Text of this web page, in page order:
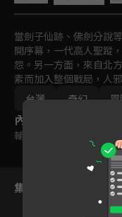
當劍子仙跡、佛劍分說
開序幕，一代高人聖蹤
怨。另一方面，來自北
素而加入整個戰局，人
劍金三角。素還真、六
力，歷經幾番波折，而
來怎樣的浩劫？一切分
台灣
奇幻
內容標籤
輔導十二歲級
集數列表